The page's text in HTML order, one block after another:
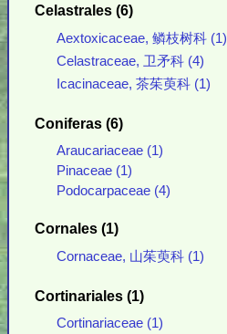
Celastrales (6)
Aextoxicaceae, 鳞枝树科 (1)
Celastraceae, 卫矛科 (4)
Icacinaceae, 茶茱萸科 (1)
Coniferas (6)
Araucariaceae (1)
Pinaceae (1)
Podocarpaceae (4)
Cornales (1)
Cornaceae, 山茱萸科 (1)
Cortinariales (1)
Cortinariaceae (1)